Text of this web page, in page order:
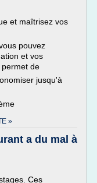
et maîtrisez vos
pouvez
et vos
de
jusqu'à
»
a du mal à
Ces